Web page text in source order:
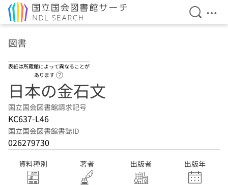
検索を
メ
図書
表紙は所蔵館によって異なることが
あります
日本の金石文
国立国会図書館請求記号
KC637-L46
国立国会図書館書誌ID
026279730
資料種別 著者 出版者 出版年